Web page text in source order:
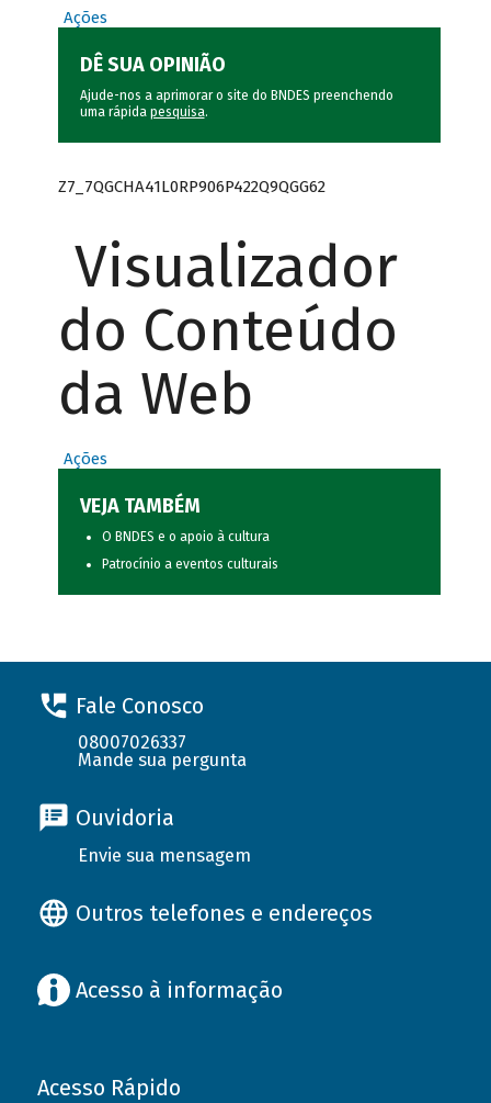
Ações
DÊ SUA OPINIÃO
Ajude-nos a aprimorar o site do BNDES preenchendo
uma rápida pesquisa.
Z7_7QGCHA41L0RP906P422Q9QGG62
Visualizador
do Conteúdo
da Web
Ações
VEJA TAMBÉM
O BNDES e o apoio à cultura
Patrocínio a eventos culturais
Fale Conosco
08007026337
Mande sua pergunta
Ouvidoria
Envie sua mensagem
Outros telefones e endereços
Acesso à informação
Acesso Rápido